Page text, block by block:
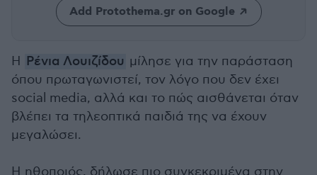
Add Protothema.gr on Google
Η Ρένια Λουιζίδου μίλησε για την παράσταση
όπου πρωταγωνιστεί, τον λόγο που δεν έχει
social media, αλλά και το πώς αισθάνεται όταν
βλέπει τα τηλεοπτικά παιδιά της να έχουν
μεγαλώσει.
Η ηθοποιός, δήλωσε πιο συγκεκριμένα στην